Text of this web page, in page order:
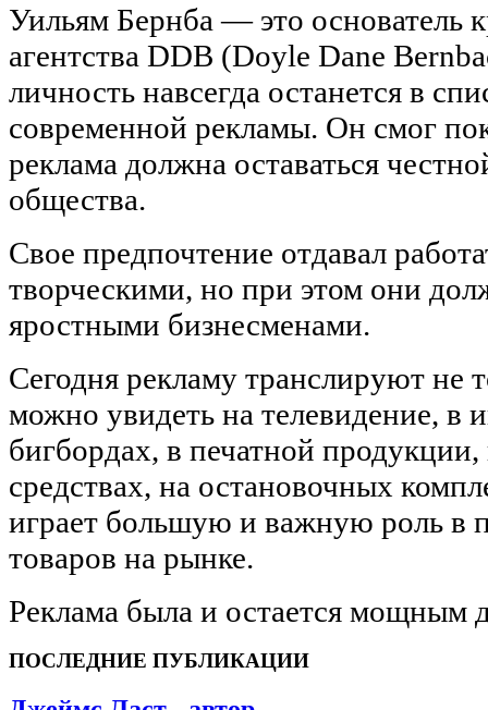
Уильям Бернба — это основатель
агентства DDB (Doyle Dane
личность навсегда останется в
современной рекламы. Он смог
реклама должна оставаться
общества.
Свое предпочтение отдавал
творческими, но при этом они
яростными бизнесменами.
Сегодня рекламу транслируют не
можно увидеть на телевидение, в
бигбордах, в печатной
средствах, на остановочных
играет большую и важную роль в
товаров на рынке.
Реклама была и остается мощным
ПОСЛЕДНИЕ ПУБЛИКАЦИИ